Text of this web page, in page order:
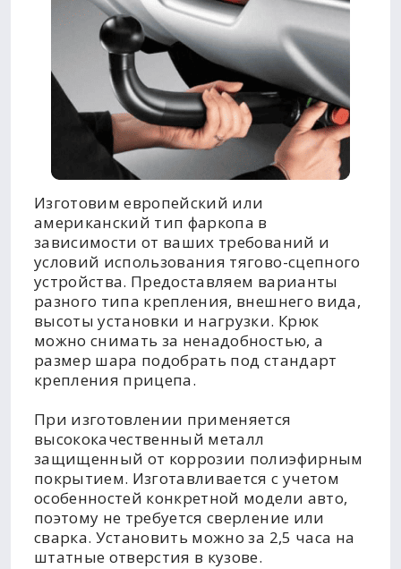
Изготовим европейский или
американский тип фаркопа в
зависимости от ваших требований и
условий использования тягово-сцепного
устройства. Предоставляем варианты
разного типа крепления, внешнего вида,
высоты установки и нагрузки. Крюк
можно снимать за ненадобностью, а
размер шара подобрать под стандарт
крепления прицепа.
При изготовлении применяется
высококачественный металл
защищенный от коррозии полиэфирным
покрытием. Изготавливается с учетом
особенностей конкретной модели авто,
поэтому не требуется сверление или
сварка. Установить можно за 2,5 часа на
штатные отверстия в кузове.